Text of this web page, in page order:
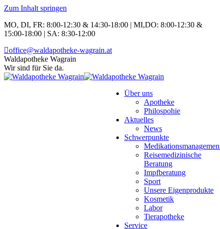
Zum Inhalt springen
MO, DI, FR: 8:00-12:30 & 14:30-18:00 | MI,DO: 8:00-12:30 &
15:00-18:00 | SA: 8:30-12:00
office@waldapotheke-wagrain.at
Waldapotheke Wagrain
Wir sind für Sie da.
Über uns
Apotheke
Philospohie
Aktuelles
News
Schwerpunkte
Reisemedizinische
Beratung
Impfberatung
Sport
Unsere Eigenprodukte
Kosmetik
Labor
Tierapotheke
Service